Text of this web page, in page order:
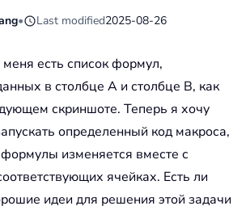
• Last modified2025-08-26
есть список формул,
в столбце A и столбце B, как
скриншоте. Теперь я хочу
определенный код макроса,
формулы изменяется вместе с
ячейках. Есть ли
идеи для решения этой задачи